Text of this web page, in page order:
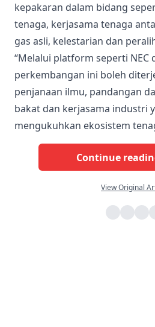
kepakaran dalam bidang
tenaga, kerjasama tenaga
gas asli, kelestarian dan
“Melalui platform seperti NEC
perkembangan ini boleh
penjanaan ilmu, pandangan
bakat dan kerjasama industri
mengukuhkan ekosistem
Continue
View Original